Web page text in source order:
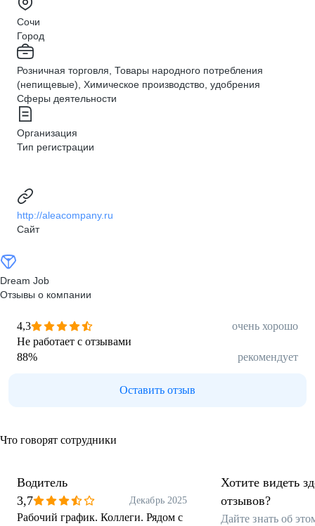
Сочи
Город
Розничная торговля, Товары народного потребления
(непищевые), Химическое производство, удобрения
Сферы деятельности
Организация
Тип регистрации
http://aleacompany.ru
Сайт
Dream Job
Отзывы о компании
4,3
очень хорошо
Не работает с отзывами
88% рекомендует
Оставить отзыв
Что говорят сотрудники
Водитель
3,7
Декабрь 2025
Рабочий график. Коллеги. Рядом с
Хотите видеть
отзывов?
Дайте знать об